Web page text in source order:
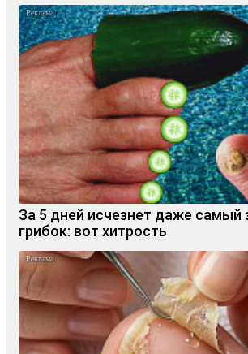
За 5 дней исчезнет даже самый
грибок: вот хитрость